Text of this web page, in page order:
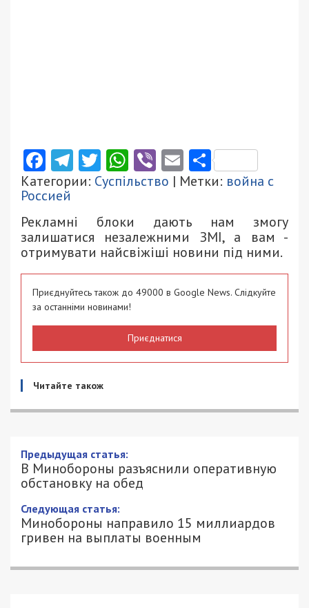
Facebook
Telegram
Twitter
WhatsApp
ViberEmail
Категории: Суспільство | Метки: война с
Россией
Рекламні блоки дають нам змогу
залишатися незалежними ЗМІ, а вам -
отримувати найсвіжіші новини під ними.
Приєднуйтесь також до 49000 в Google News. Слідкуйте
за останніми новинами!
Приєднатися
Читайте також
В Минобороны разъяснили
оперативную обстановку на обед
19/03/2022 - 14:30
ПЕТРО ЩУКІН - СПЕЦИАЛЬНО ДЛЯ
49000.COM.UA
1928
Идут двадцать четвертые сутки героического